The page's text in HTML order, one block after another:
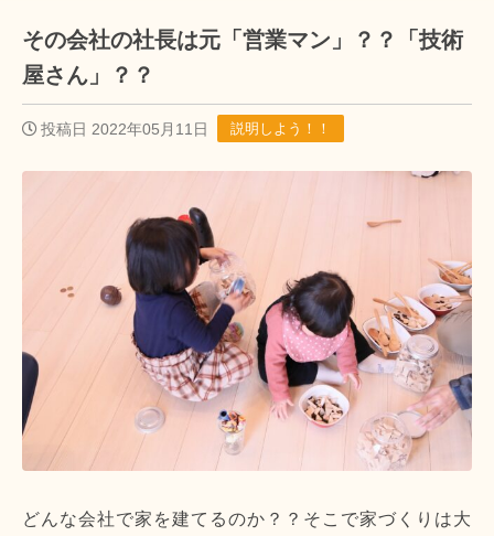
その会社の社長は元「営業マン」？？「技術
屋さん」？？
投稿日 2022年05月11日 説明しよう！！
どんな会社で家を建てるのか？？そこで家づくりは大